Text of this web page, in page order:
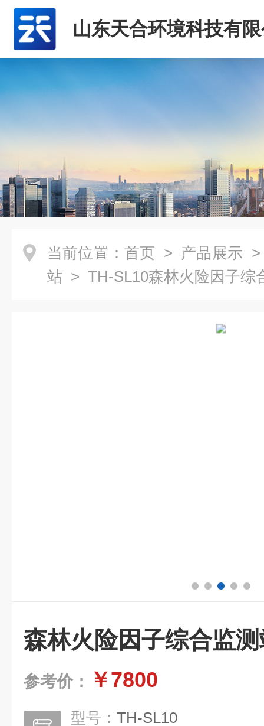
山东天合环境科技有
当前位置： 首页 > 产品展示
站 > TH-SL10森林火险因子综
森林火险因子综合监
参考价： ￥7800
型号： TH-SL10